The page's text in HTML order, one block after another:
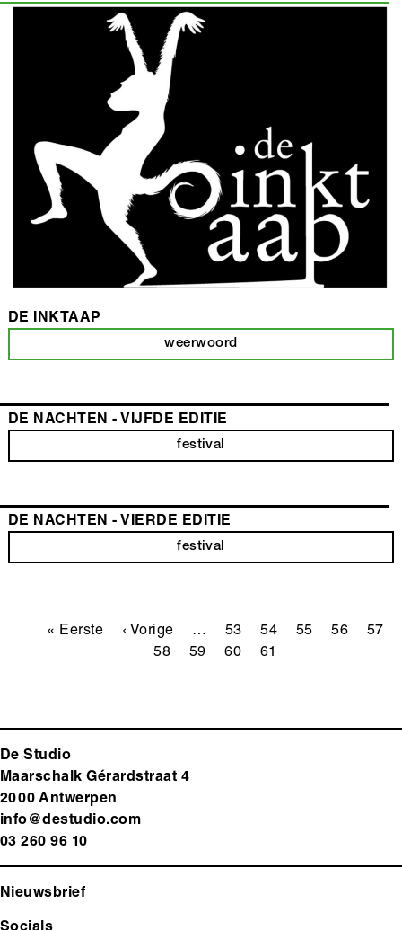
DE INKTAAP
weerwoord
DE NACHTEN - VIJFDE EDITIE
festival
DE NACHTEN - VIERDE EDITIE
festival
Paginering
Eerste
« Eerste
Vorige
pagina
‹ Vorige … Pagina
53 Pagina
54 Pagina
55 Pagina
56 57
58
Pagina
59 Pagina
60
Huidige
61
De Studio
Maarschalk Gérardstraat 4
2000 Antwerpen
info@destudio.com
03 260 96 10
Nieuwsbrief